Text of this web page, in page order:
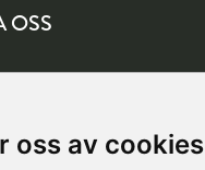
oss av cookies
OSS